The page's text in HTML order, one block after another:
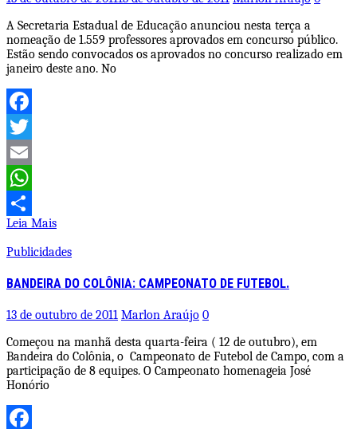
A Secretaria Estadual de Educação anunciou nesta terça a
nomeação de 1.559 professores aprovados em concurso público.
Estão sendo convocados os aprovados no concurso realizado em
janeiro deste ano. No
Facebook
Twitter
Email
WhatsApp
Share
Leia Mais
Publicidades
BANDEIRA DO COLÔNIA: CAMPEONATO DE FUTEBOL.
13 de outubro de 2011 Marlon Araújo 0
Começou na manhã desta quarta-feira ( 12 de outubro), em
Bandeira do Colônia, o Campeonato de Futebol de Campo, com a
participação de 8 equipes. O Campeonato homenageia José
Honório